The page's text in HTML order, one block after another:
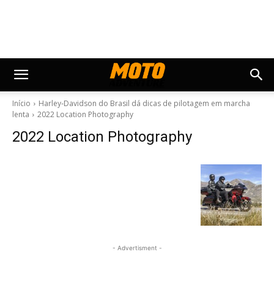
Início
Harley‐Davidson do Brasil dá dicas de pilotagem em marcha
lenta
2022 Location Photography
2022 Location Photography
- Advertisment -